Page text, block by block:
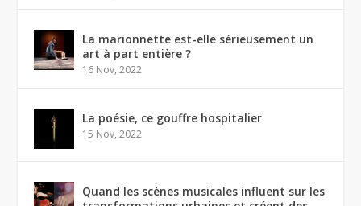
La marionnette est-elle sérieusement un
art à part entière ?
16 Nov, 2022
La poésie, ce gouffre hospitalier
15 Nov, 2022
Quand les scènes musicales influent sur les